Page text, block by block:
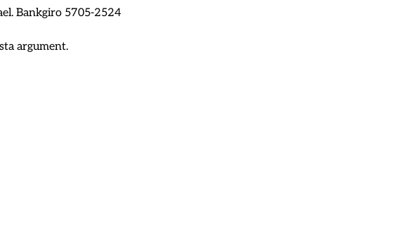
Bankgiro 5705-2524
argument.